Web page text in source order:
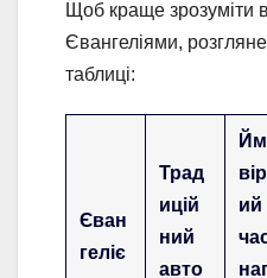
Щоб краще зрозуміти
Євангеліями,
таблиці:
Єван
геліє
Трад
ицій
ний
авто
ий